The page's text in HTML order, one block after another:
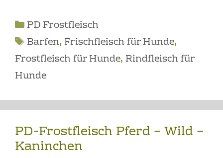
Kategorien
PD Frostfleisch
Schlagwörter
Barfen, Frischfleisch für Hunde,
Frostfleisch für Hunde, Rindfleisch für
Hunde
PD-Frostfleisch Pferd – Wild –
Kaninchen